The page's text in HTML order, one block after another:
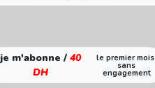
je m'abonne / 40
DH
le premier mois
sans
engagement